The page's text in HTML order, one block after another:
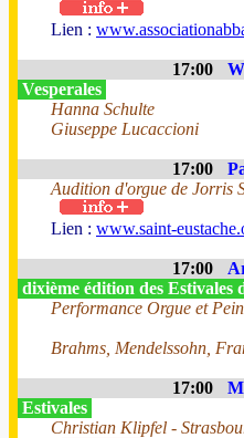
Lien :
17:00
Vesperales
Hanna Schulte
Giuseppe Lucaccioni
17:00
Audition d'orgue de Jorris
Lien : www.saint-
17:00
dixième édition des
Performance Orgue et
Brahms, Mendelssohn,
17:00
Estivales
Christian Klipfel -